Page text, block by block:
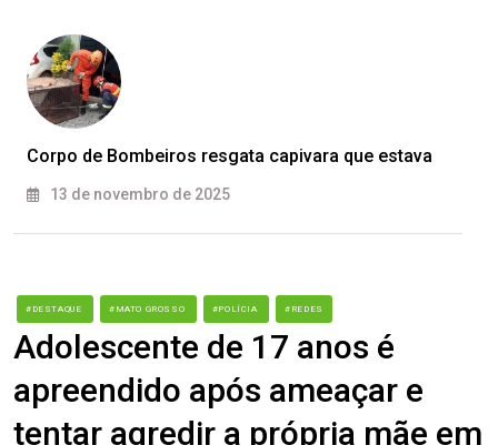
Corpo de Bombeiros resgata capivara que estava
13 de novembro de 2025
#DESTAQUE #MATO GROSSO #POLÍCIA #REDES
Adolescente de 17 anos é
apreendido após ameaçar e
tentar agredir a própria mãe em